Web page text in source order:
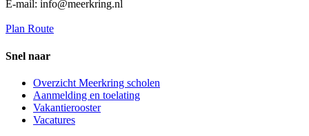
E-mail: info@meerkring.nl
Plan Route
Snel naar
Overzicht Meerkring scholen
Aanmelding en toelating
Vakantierooster
Vacatures